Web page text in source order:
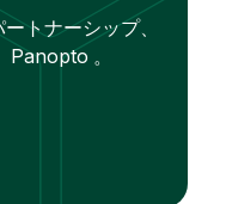
トナーシップ、
Panopto 。